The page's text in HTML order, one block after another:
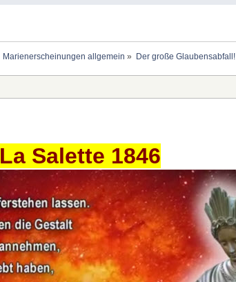
Marienerscheinungen allgemein » Der große Glaubensabfall!
La Salette 1846